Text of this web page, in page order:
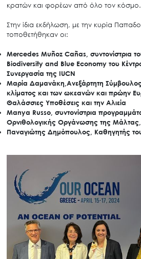
Search
for:
Ο.ΦΥ.ΠΕ.Κ.Α.
Νέα –
Άξονες
Μ.Δ.Π.Π.
Επικοινωνία
κρατών και φορέων από όλο τον κόσμο.
Στην ίδια εκδήλωση, με την κυρία
τοποθετήθηκαν οι:
Mercedes Muñoz Cañas, συντονίστρια
Biodiversity and Blue Economy του
Συνεργασία της IUCΝ
Μαρία Δαμανάκη, Ανεξάρτητη
κλίματος και των ωκεανών και πρώην
Θαλάσσιες Υποθέσεις και την Αλιεία
Manya Russo, συντονίστρια
Ορνιθολογικής Οργάνωσης της Μάλτας,
Παναγιώτης Δημόπουλος, Καθηγητής